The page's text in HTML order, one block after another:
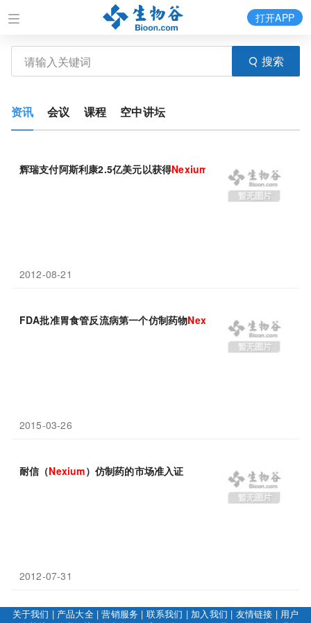
搜索
打开APP
资讯 会议 课程 空中讲坛
辉瑞支付阿斯利康2.5亿美元以获得Nexium OTC的全球独家销售权
2012-08-21
FDA批准胃食管反流病第一个仿制药物Nexium 上市申请
2015-03-26
耐信（Nexium）仿制药的市场准入证
2012-07-31
关于我们 | 产品大全|营销服务 | 联系我们 | 加入我们 | 友情链接 | 用户